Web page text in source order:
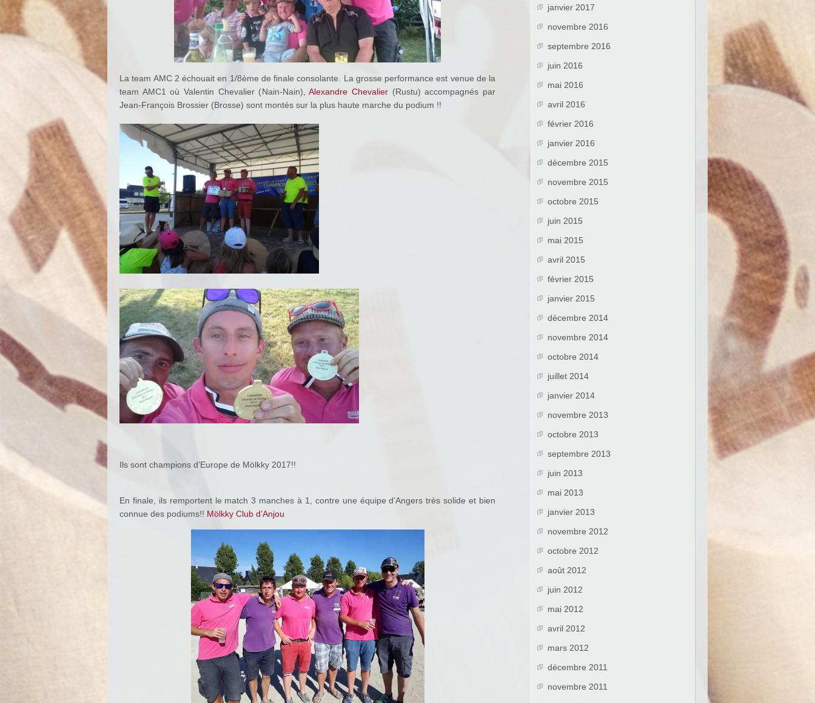
La team AMC 2 échouait en 1/8ème de finale consolante. La grosse performance est venue de la
team AMC1 où Valentin Chevalier (Nain-Nain),Alexandre Chevalier(Rustu) accompagnés par
Jean-François Brossier (Brosse) sont montés sur la plus haute marche du podium !!
Ils sont champions d’Europe de Mölkky 2017!!
En finale, ils remportent le match 3 manches à 1, contre une équipe d’Angers très solide et bien
connue des podiums!! Mölkky Club d’Anjou
janvier 2017
novembre 2016
septembre 2016
juin 2016
mai 2016
avril 2016
février 2016
janvier 2016
décembre 2015
novembre 2015
octobre 2015
juin 2015
mai 2015
avril 2015
février 2015
janvier 2015
décembre 2014
novembre 2014
octobre 2014
juillet 2014
janvier 2014
novembre 2013
octobre 2013
septembre 2013
juin 2013
mai 2013
janvier 2013
novembre 2012
octobre 2012
août 2012
juin 2012
mai 2012
avril 2012
mars 2012
décembre 2011
novembre 2011